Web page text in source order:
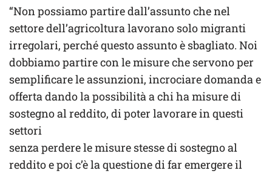
“Non possiamo partire dall’assunto che nel
settore dell’agricoltura lavorano solo migranti
irregolari, perché questo assunto è sbagliato. Noi
dobbiamo partire con le misure che servono per
semplificare le assunzioni, incrociare domanda e
offerta dando la possibilità a chi ha misure di
sostegno al reddito, di poter lavorare in questi
settori
senza perdere le misure stesse di sostegno al
reddito e poi c’è la questione di far emergere il